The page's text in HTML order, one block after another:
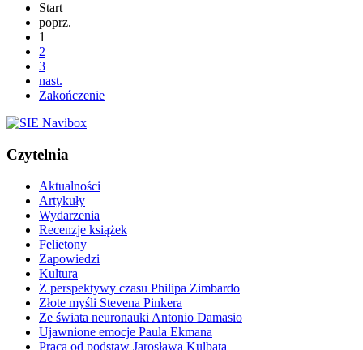
Start
poprz.
1
2
3
nast.
Zakończenie
Czytelnia
Aktualności
Artykuły
Wydarzenia
Recenzje książek
Felietony
Zapowiedzi
Kultura
Z perspektywy czasu Philipa Zimbardo
Złote myśli Stevena Pinkera
Ze świata neuronauki Antonio Damasio
Ujawnione emocje Paula Ekmana
Praca od podstaw Jarosława Kulbata